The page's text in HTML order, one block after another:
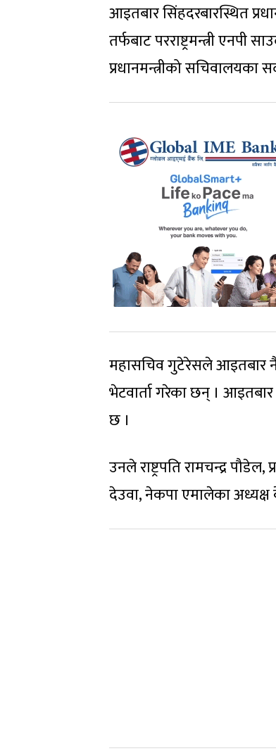
आइतबार सिंहदरबारस्थित
तर्फबाट परराष्ट्रमन्त्री एनपी
प्रधानमन्त्रीको सचिवालयका
महासचिव गुटेरेसले आइतबार नै
भेटवार्ता गरेका छन् ।
छ ।
उनले राष्ट्रपति रामचन्द्र
देउवा, नेकपा एमालेका अध्यक्ष